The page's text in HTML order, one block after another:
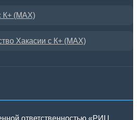
К+ (MAX)
Хакасии с К+ (MAX)
ответственностью «РИЦ